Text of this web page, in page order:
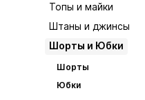
Топы и майки
Штаны и джинсы
Шорты и Юбки
Шорты
Юбки